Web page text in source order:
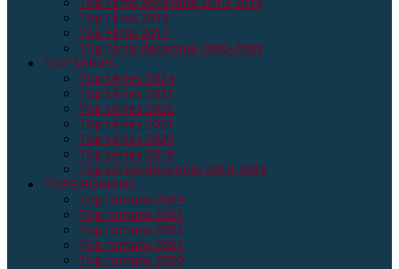
Top Films 2018
Top Films 2017
Top Films décennie 2000-2009
TOP SERIES
Top séries 2024
Top séries 2023
Top séries 2022
Top séries 2021
Top séries 2020
Top séries 2019
Top séries décennie 2010-2019
TOPS ROMANS
Top romans 2024
Top romans 2023
Top romans 2022
Top romans 2021
Top romans 2020